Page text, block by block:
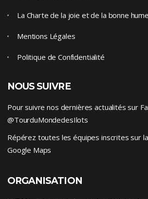
La Charte de la joie et de la bonne
Mentions Légales
Politique de Confidentialité
NOUS SUIVRE
Pour suivre nos dernières actualités sur
@TourduMondedesIlots
Répérez toutes les équipes inscrites sur
Google Maps
ORGANISATION